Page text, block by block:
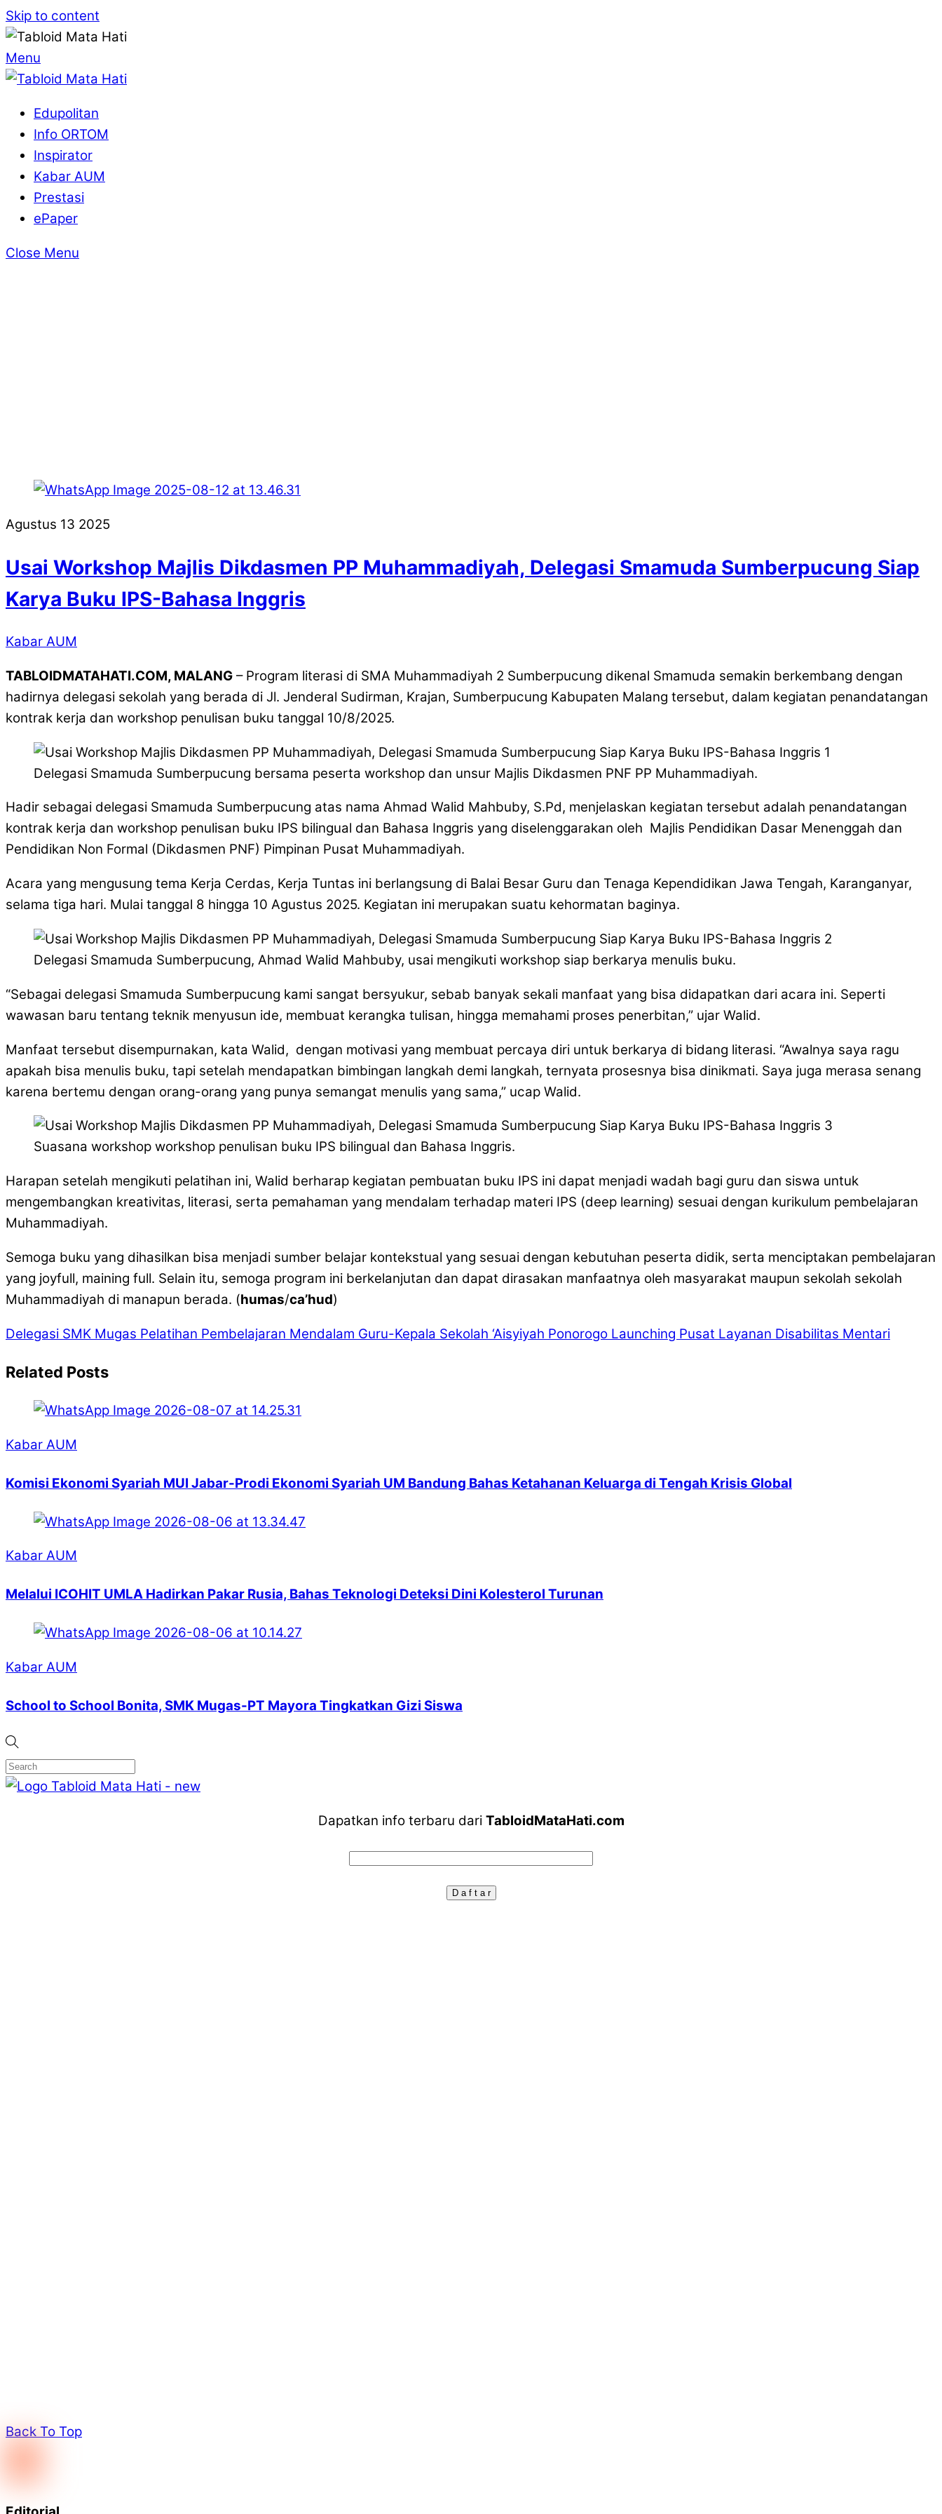
Skip to content
Menu
Edupolitan
Info ORTOM
Inspirator
Kabar AUM
Prestasi
ePaper
Close Menu
Agustus 13 2025
Usai Workshop Majlis Dikdasmen PP Muhammadiyah, Delegasi Smamuda Sumberpucung Siap
Karya Buku IPS-Bahasa Inggris
Kabar AUM
TABLOIDMATAHATI.COM, MALANG – Program literasi di SMA Muhammadiyah 2 Sumberpucung dikenal Smamuda semakin berkembang dengan
hadirnya delegasi sekolah yang berada di Jl. Jenderal Sudirman, Krajan, Sumberpucung Kabupaten Malang tersebut, dalam kegiatan penandatangan
kontrak kerja dan workshop penulisan buku tanggal 10/8/2025.
Delegasi Smamuda Sumberpucung bersama peserta workshop dan unsur Majlis Dikdasmen PNF PP Muhammadiyah.
Hadir sebagai delegasi Smamuda Sumberpucung atas nama Ahmad Walid Mahbuby, S.Pd, menjelaskan kegiatan tersebut adalah penandatangan
kontrak kerja dan workshop penulisan buku IPS bilingual dan Bahasa Inggris yang diselenggarakan oleh Majlis Pendidikan Dasar Menenggah dan
Pendidikan Non Formal (Dikdasmen PNF) Pimpinan Pusat Muhammadiyah.
Acara yang mengusung tema Kerja Cerdas, Kerja Tuntas ini berlangsung di Balai Besar Guru dan Tenaga Kependidikan Jawa Tengah, Karanganyar,
selama tiga hari. Mulai tanggal 8 hingga 10 Agustus 2025. Kegiatan ini merupakan suatu kehormatan baginya.
Delegasi Smamuda Sumberpucung, Ahmad Walid Mahbuby, usai mengikuti workshop siap berkarya menulis buku.
“Sebagai delegasi Smamuda Sumberpucung kami sangat bersyukur, sebab banyak sekali manfaat yang bisa didapatkan dari acara ini. Seperti
wawasan baru tentang teknik menyusun ide, membuat kerangka tulisan, hingga memahami proses penerbitan,” ujar Walid.
Manfaat tersebut disempurnakan, kata Walid, dengan motivasi yang membuat percaya diri untuk berkarya di bidang literasi. “Awalnya saya ragu
apakah bisa menulis buku, tapi setelah mendapatkan bimbingan langkah demi langkah, ternyata prosesnya bisa dinikmati. Saya juga merasa senang
karena bertemu dengan orang-orang yang punya semangat menulis yang sama,” ucap Walid.
Suasana workshop workshop penulisan buku IPS bilingual dan Bahasa Inggris.
Harapan setelah mengikuti pelatihan ini, Walid berharap kegiatan pembuatan buku IPS ini dapat menjadi wadah bagi guru dan siswa untuk
mengembangkan kreativitas, literasi, serta pemahaman yang mendalam terhadap materi IPS (deep learning) sesuai dengan kurikulum pembelajaran
Muhammadiyah.
Semoga buku yang dihasilkan bisa menjadi sumber belajar kontekstual yang sesuai dengan kebutuhan peserta didik, serta menciptakan pembelajaran
yang joyfull, maining full. Selain itu, semoga program ini berkelanjutan dan dapat dirasakan manfaatnya oleh masyarakat maupun sekolah sekolah
Muhammadiyah di manapun berada. (humas/ca’hud)
Delegasi SMK Mugas Pelatihan Pembelajaran Mendalam Guru-Kepala Sekolah ‘Aisyiyah Ponorogo Launching Pusat Layanan Disabilitas Mentari
Related Posts
Kabar AUM
Komisi Ekonomi Syariah MUI Jabar-Prodi Ekonomi Syariah UM Bandung Bahas Ketahanan Keluarga di Tengah Krisis Global
Kabar AUM
Melalui ICOHIT UMLA Hadirkan Pakar Rusia, Bahas Teknologi Deteksi Dini Kolesterol Turunan
Kabar AUM
School to School Bonita, SMK Mugas-PT Mayora Tingkatkan Gizi Siswa
Dapatkan info terbaru dari TabloidMataHati.com
Back To Top